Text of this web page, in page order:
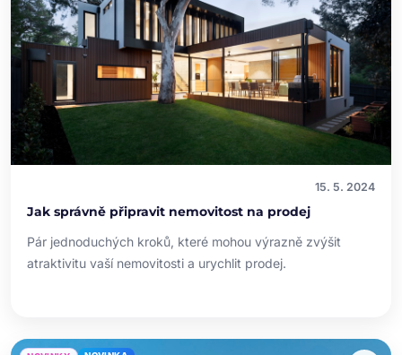
15. 5. 2024
Jak správně připravit nemovitost na prodej
Pár jednoduchých kroků, které mohou výrazně zvýšit
atraktivitu vaší nemovitosti a urychlit prodej.